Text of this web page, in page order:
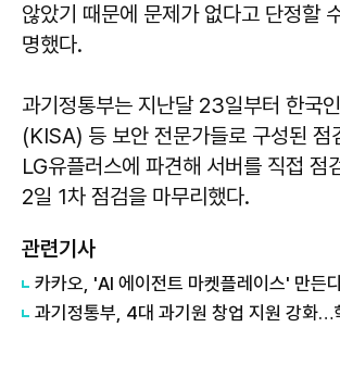
않았기 때문에 문제가 없다고 단정할
명했다.
과기정통부는 지난달 23일부터 한국
(KISA) 등 보안 전문가들로 구성된
LG유플러스에 파견해 서버를 직접 점
2일 1차 점검을 마무리했다.
관련기사